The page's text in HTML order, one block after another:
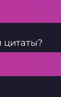
цитаты?